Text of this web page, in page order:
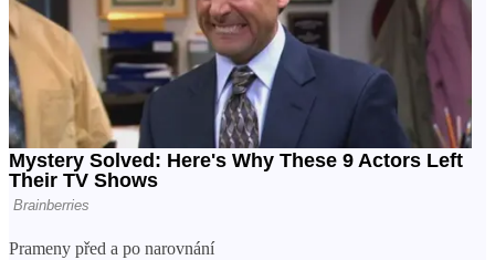
Prameny před a po narovnání